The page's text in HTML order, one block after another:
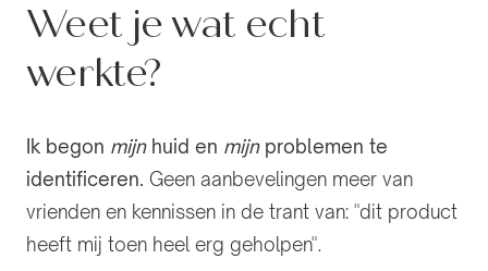
Weet je wat echt
werkte?
Ik begon mijnhuid en mijnproblemen te
identificeren. Geen aanbevelingen meer van
vrienden en kennissen in de trant van: "dit product
heeft mij toen heel erg geholpen".